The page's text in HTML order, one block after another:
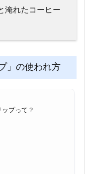
淹れたコーヒー
」の使われ方
プって？